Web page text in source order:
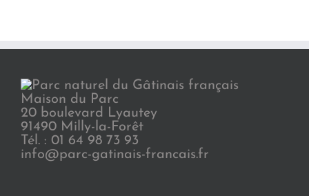
Maison du Parc
20 boulevard Lyautey
91490 Milly-la-Forêt
Tél. : 01 64 98 73 93
info@parc-gatinais-francais.fr